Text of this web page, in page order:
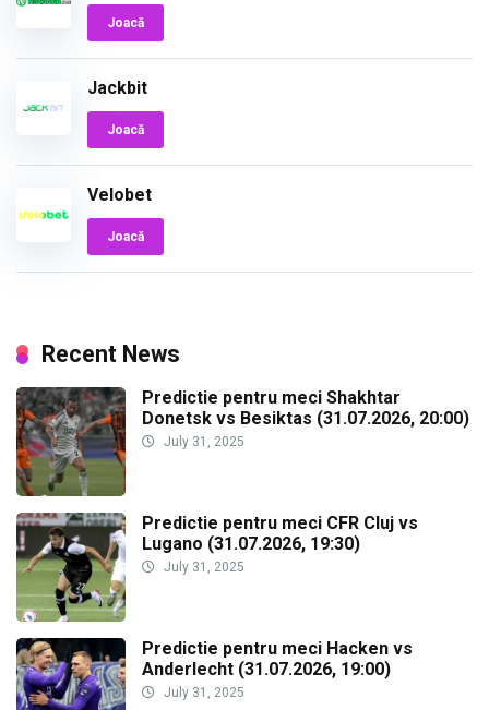
Joacă
Jackbit
Joacă
Velobet
Joacă
Recent News
Predictie pentru meci Shakhtar
Donetsk vs Besiktas (31.07.2026, 20:00)
July 31, 2025
Predictie pentru meci CFR Cluj vs
Lugano (31.07.2026, 19:30)
July 31, 2025
Predictie pentru meci Hacken vs
Anderlecht (31.07.2026, 19:00)
July 31, 2025